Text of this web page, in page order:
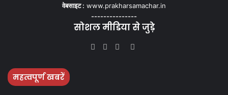
वेबसाइट : www.prakharsamachar.in
---------------
सोशल मीडिया से जुड़े
Facebook
TwitterYouTube
महत्वपूर्ण खबरें